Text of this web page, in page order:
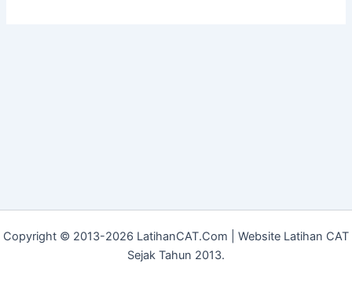
Copyright © 2013-2026 LatihanCAT.Com | Website Latihan CAT
Sejak Tahun 2013.